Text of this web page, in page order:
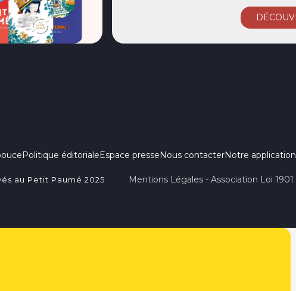
Politique éditorialeEspace presseNous contacterNotre application
au Petit Paumé 2025 Mentions Légales - Association Loi 1901